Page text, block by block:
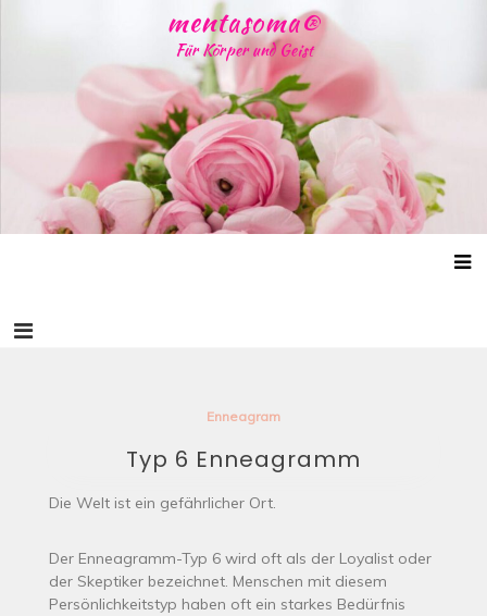
mentasoma®
Für Körper und Geist
Enneagram
Typ 6 Enneagramm
Die Welt ist ein gefährlicher Ort.
Der Enneagramm-Typ 6 wird oft als der Loyalist oder
der Skeptiker bezeichnet. Menschen mit diesem
Persönlichkeitstyp haben oft ein starkes Bedürfnis